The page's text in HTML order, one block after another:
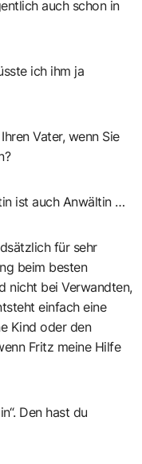
auch schon in
ich ihm ja
Vater, wenn Sie
ist auch Anwältin …
für sehr
beim besten
nicht bei Verwandten,
einfach eine
Kind oder den
Fritz meine Hilfe
Den hast du